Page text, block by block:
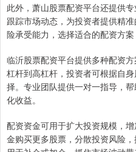
此外，萧山股票配资平台还提供
跟踪市场动态，为投资者提供精
险承受能力，选择适合的配资方案
临沂股票配资平台提供多种配资
杠杆到高杠杆，投资者可根据自
择。专业团队提供一对一指导，
化收益。
配资资金可用于扩大投资规模，
金购买更多股票，分散投资风险